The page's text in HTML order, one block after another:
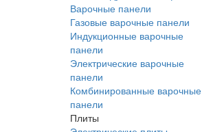
Варочные панели
Газовые варочные панели
Индукционные варочные
панели
Электрические варочные
панели
Комбинированные варочные
панели
Плиты